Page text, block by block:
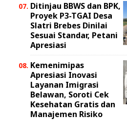
Ditinjau BBWS dan BPK,
Proyek P3-TGAI Desa
Slatri Brebes Dinilai
Sesuai Standar, Petani
Apresiasi
Kemenimipas
Apresiasi Inovasi
Layanan Imigrasi
Belawan, Soroti Cek
Kesehatan Gratis dan
Manajemen Risiko